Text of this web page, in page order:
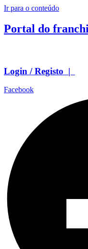
Ir para o conteúdo
Portal do
Login / Registo |
Facebook